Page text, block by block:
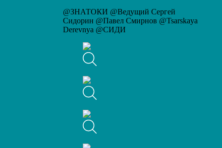
@ЗНАТОКИ @Ведущий Сергей
Сидорин @Павел Смирнов @Tsarskaya
Derevnya @СИДИ